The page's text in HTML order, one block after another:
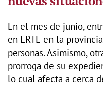
En el mes de junio,
en ERTE en la
personas. Asimismo,
prorroga de su
lo cual afecta a cerca